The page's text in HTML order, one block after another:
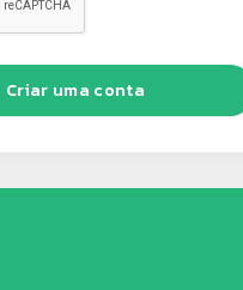
Criar uma conta